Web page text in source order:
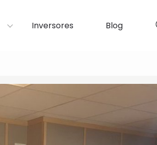
Inversores Blog